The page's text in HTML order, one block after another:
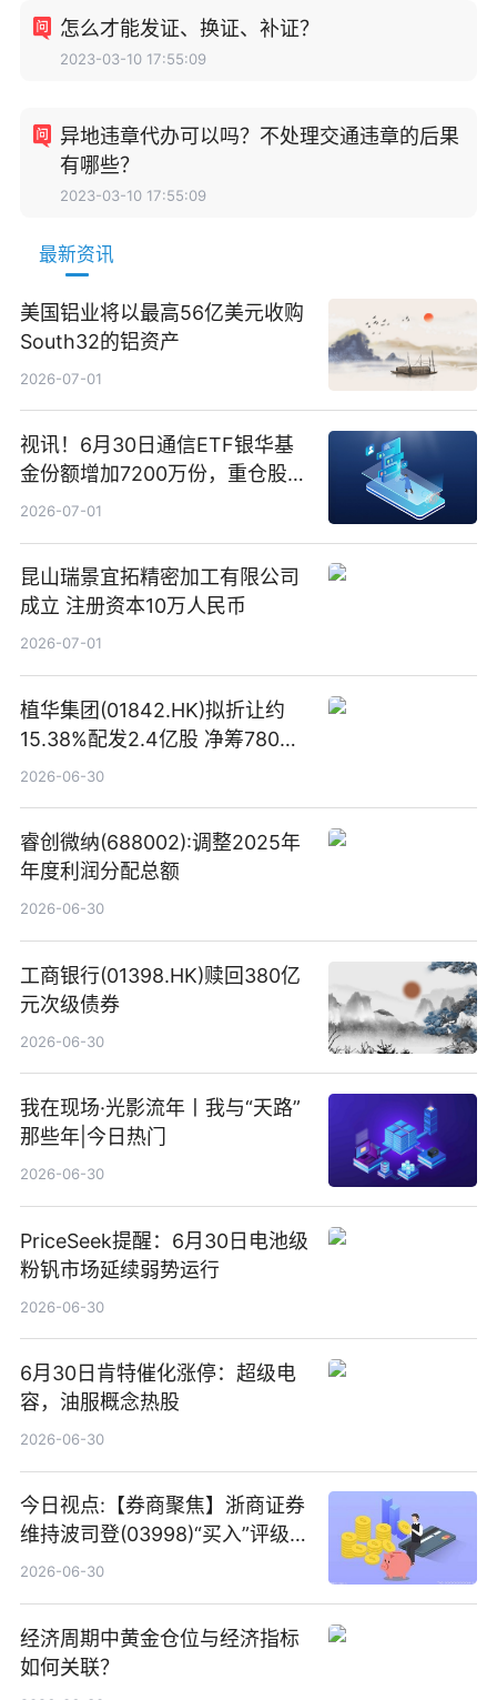
怎么才能发证、换证、补证？
2023-03-10 17:55:09
异地违章代办可以吗？不处理交通违章的后果
有哪些？
2023-03-10 17:55:09
最新资讯
美国铝业将以最高56亿美元收购
South32的铝资产
2026-07-01
视讯！6月30日通信ETF银华基
金份额增加7200万份，重仓股新
易盛、中际旭创、立讯精密
2026-07-01
昆山瑞景宜拓精密加工有限公司
成立 注册资本10万人民币
2026-07-01
植华集团(01842.HK)拟折让约
15.38%配发2.4亿股 净筹780万
港元
2026-06-30
睿创微纳(688002):调整2025年
年度利润分配总额
2026-06-30
工商银行(01398.HK)赎回380亿
元次级债券
2026-06-30
我在现场·光影流年丨我与“天路”
那些年|今日热门
2026-06-30
PriceSeek提醒：6月30日电池级
粉钒市场延续弱势运行
2026-06-30
6月30日肯特催化涨停：超级电
容，油服概念热股
2026-06-30
今日视点:【券商聚焦】浙商证券
维持波司登(03998)“买入”评级
指其业绩高质量稳增长
2026-06-30
经济周期中黄金仓位与经济指标
如何关联？